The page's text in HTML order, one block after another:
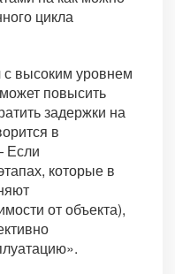
цикла
высоким уровнем
повысить
задержки на
в
Если
которые в
от объекта),